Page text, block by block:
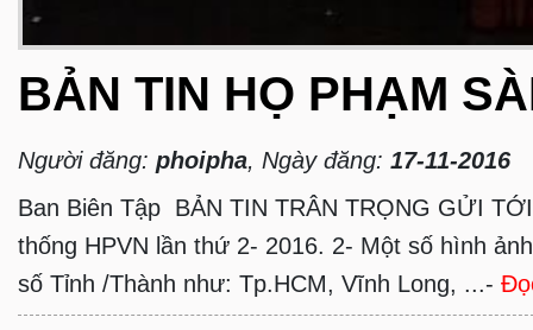
BẢN TIN HỌ PHẠM
Người đăng: phoipha, Ngày đăng: 17-11-2016
Ban Biên Tập BẢN TIN TRÂN TRỌNG GỬI
thống HPVN lần thứ 2- 2016. 2- Một số hình
số Tỉnh /Thành như: Tp.HCM, Vĩnh Long, ...-